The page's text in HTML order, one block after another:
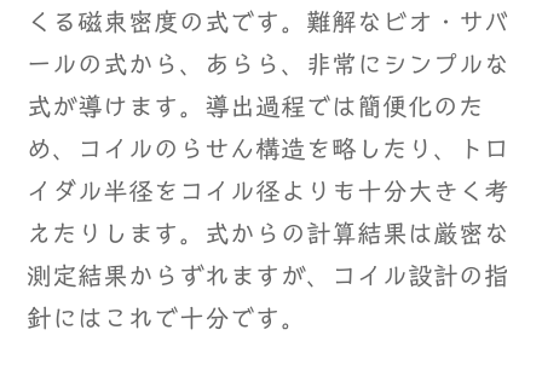
くる磁束密度の式です。難解なビオ・サバ
ールの式から、あらら、非常にシンプルな
式が導けます。導出過程では簡便化のた
め、コイルのらせん構造を略したり、トロ
イダル半径をコイル径よりも十分大きく考
えたりします。式からの計算結果は厳密な
測定結果からずれますが、コイル設計の指
針にはこれで十分です。